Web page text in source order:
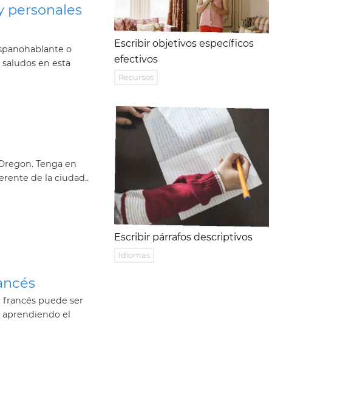
personales
o
en esta
Tenga en
de la ciudad..
puede ser
aprendiendo el
Escribir objetivos específicos
efectivos
Recursos
Escribir párrafos descriptivos
Idiomas